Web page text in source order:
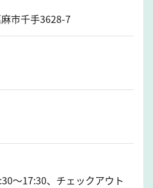
市千手3628-7
～17:30、チェックアウト